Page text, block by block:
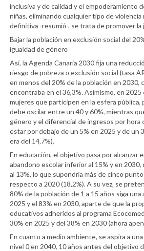
inclusiva y de calidad y el empoderamiento
niñas, eliminando cualquier tipo de violencia
definitiva -resumió-, se trata de promover la
Bajar la población en exclusión social del
igualdad de género
Así, la Agenda Canaria 2030 fija una
riesgo de pobreza o exclusión social (tasa
en menos del 20% de la población en 2030,
encontraba en el 36,3%. Asimismo, en
mujeres que participen en la esfera pública,
debe oscilar entre un 40 y 60%, mientras
género y el diferencial de ingresos por hora
estar por debajo de un 5% en 2025 y de un
era del 14,7%).
En educación, el objetivo pasa por alcanzar
abandono escolar inferior al 15% y en 2030,
al 13%, lo que supondría más de cinco
respecto a 2020 (18,2%). A su vez, se
80% de la población de 1 a 15 años siga
2025 y el 83% en 2030, aparte de que la
educativos adheridos al programa
30% en 2025 y del 38% en 2030 (ahora
En cuanto a medio ambiente, se aspira a
nivel 0 en 2040, 10 años antes del objetivo